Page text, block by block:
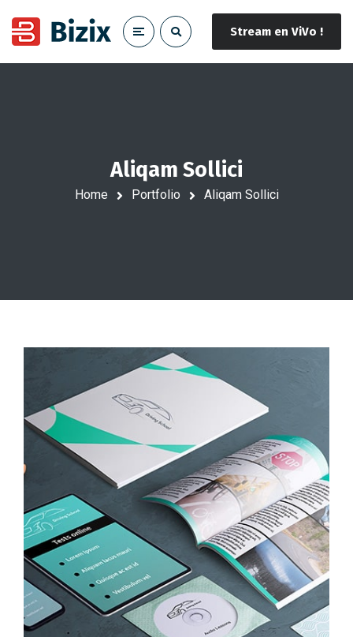
Stream en ViVo !
Aliqam Sollici
Home Portfolio Aliqam Sollici